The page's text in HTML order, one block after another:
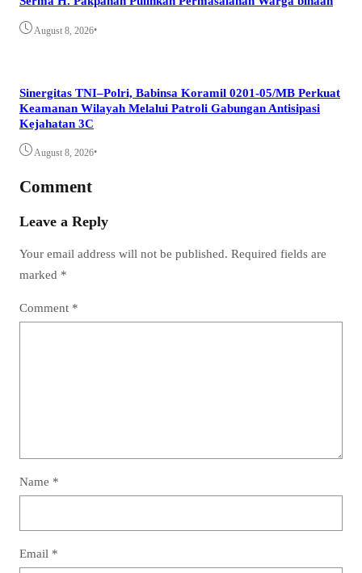
August 8, 2026•
Sinergitas TNI–Polri, Babinsa Koramil 0201-05/MB Perkuat
Keamanan Wilayah Melalui Patroli Gabungan Antisipasi
Kejahatan 3C
August 8, 2026•
Comment
Leave a Reply
Your email address will not be published. Required fields are
marked *
Comment *
Name *
Email *